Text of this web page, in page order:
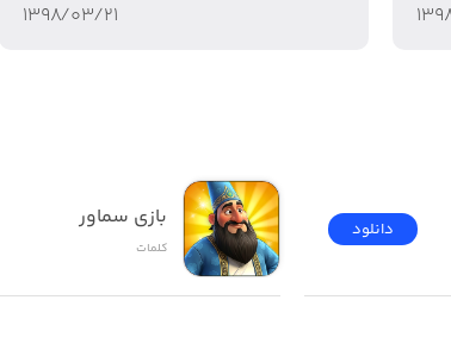
۱۳ ۱۳۹۸/۰۳/۲۱
دانلود بازی سماور
کلمات